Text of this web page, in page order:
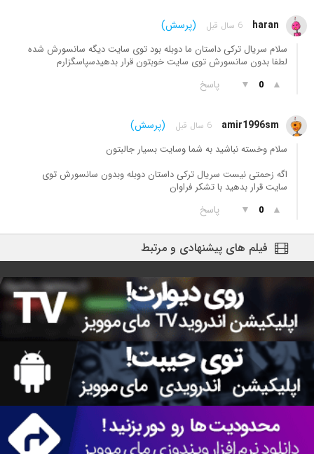
haran 6 سال قبل (پرسش)
سلام سریال ترکی داستان ما دوبله بود توی سایت دیگه سانسورش شده
لطفا بدون سانسورش توی سایت خوبتون قرار بدهیدسپاسگزارم
▲
0
▼ پاسخ
amir1996sm 6 سال قبل (پرسش)
سلام وخسته نباشید به شما وسایت بسیار جالبتون
اگه زحمتی نیست سریال ترکی داستان دوبله وبدون سانسورش توی
سایت قرار بدهید با تشکر فراوان
▲
0
▼ پاسخ
فیلم های پیشنهادی و مرتبط